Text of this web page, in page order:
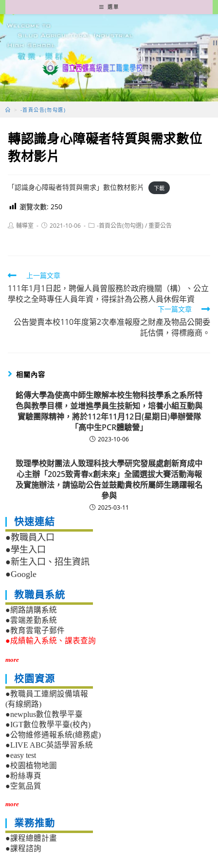
轉
至
要
容
選單
> -首頁公告(勿勾選)
轉認識身心障礙者特質與需求數位
教材影片
「認識身心障礙者特質與需求」數位教材影片 下載
瀏覽次數: 250
Post輔導室
Post2021-10-06
Post-首頁公告(勿勾選) /重要公告
Read
more
articles
上一篇文章
111年1月1日起，聘僱人員曾服務於政府機關（構）、公立
學校之全時專任人員年資，得採計為公務人員休假年資
下一篇文章
公告變賣本校110年度第2次奉准報廢之財產及物品公開委
託估價，得標廠商。
相關內容
銘傳大學為使高中師生瞭解本校生物科技學系之系所特
色與教學目標，並增進學員生技新知，培養小組互動與
實驗團隊精神，將於112年11月12日(星期日)舉辦營隊
「高中生PCR體驗營」
2023-10-06
致理學校財團法人致理科技大學研究發展處創新育成中
心主辦「2025致青春x創未來」全國選拔大賽活動海報
及實施辦法，請協助公告並鼓勵貴校所屬師生踴躍報名
參與
2025-03-11
快速連結
●教職員入口
●學生入口
●新生入口、招生資訊
●Google
教職員系統
●網路請購系統
●雲端差勤系統
●教育雲電子郵件
●成績輸入系統、課表查詢
more
校園資源
●教職員工連網設備填報
(有線網路)
●newplus數位教學平臺
●IGT數位教學平臺(校內)
●公物維修通報系統(總務處)
●LIVE ABC英語學習系統
●easy test
●校園植物地圖
●粉絲專頁
●空氣品質
more
業務推動
●課程總體計畫
●課程諮詢